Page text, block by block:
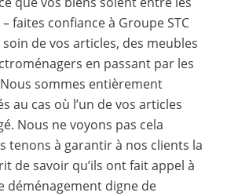
faites confiance à Groupe STC
de vos articles, des meubles
en passant par les
sommes entièrement
au cas où l’un de vos articles
Nous ne voyons pas cela
tenons à garantir à nos clients la
de savoir qu’ils ont fait appel à
déménagement digne de